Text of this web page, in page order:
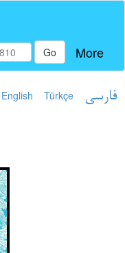
Go More
English Türkçe فارسی